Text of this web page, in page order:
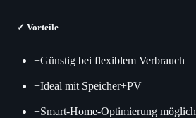
✓ Vorteile
+Günstig bei flexiblem Verbrauch
+Ideal mit Speicher+PV
+Smart-Home-Optimierung möglich